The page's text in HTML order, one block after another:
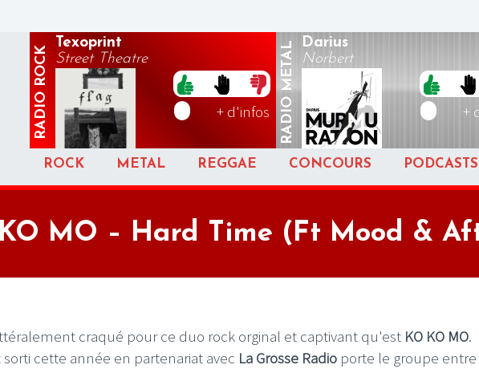
RADIO
ROCK
Texoprint
Street Theatre
+ d'infos RADIO
METAL Darius
Norbert
+
ROCK METAL REGGAE CONCOURS PODCASTS
MO – Hard Time (Ft Mood &
craqué pour ce duo rock orginal et captivant qu'est KO KO MO.
sorti cette année en partenariat avec La Grosse Radio porte le groupe entre